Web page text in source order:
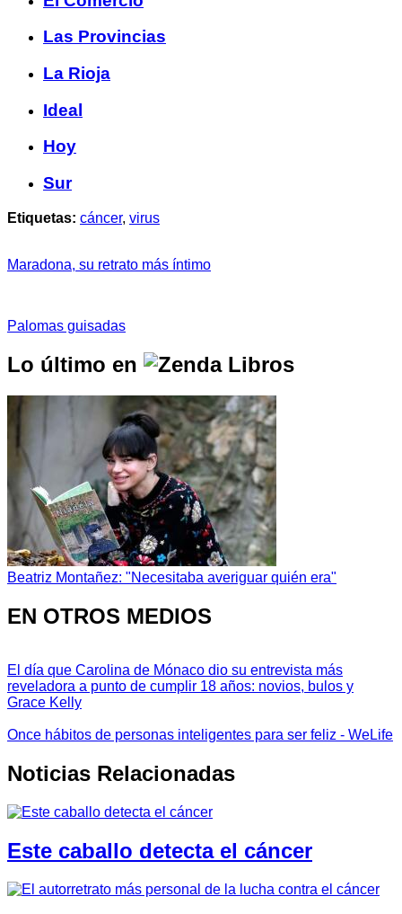
Las Provincias
La Rioja
Ideal
Hoy
Sur
Etiquetas: cáncer, virus
Maradona, su retrato más íntimo
Palomas guisadas
Lo último en
Beatriz Montañez: "Necesitaba averiguar quién era"
EN OTROS MEDIOS
El día que Carolina de Mónaco dio su entrevista más
reveladora a punto de cumplir 18 años: novios, bulos y
Grace Kelly
Once hábitos de personas inteligentes para ser feliz - WeLife
Noticias Relacionadas
Este caballo detecta el cáncer